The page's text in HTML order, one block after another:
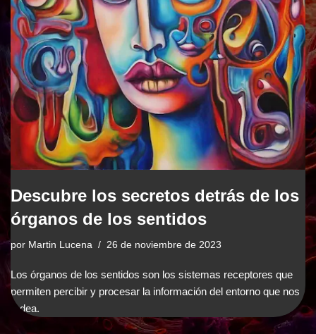
Descubre los secretos detrás de los
órganos de los sentidos
por Martin Lucena 26 de noviembre de 2023
Los órganos de los sentidos son los sistemas receptores que
permiten percibir y procesar la información del entorno que nos
rodea.